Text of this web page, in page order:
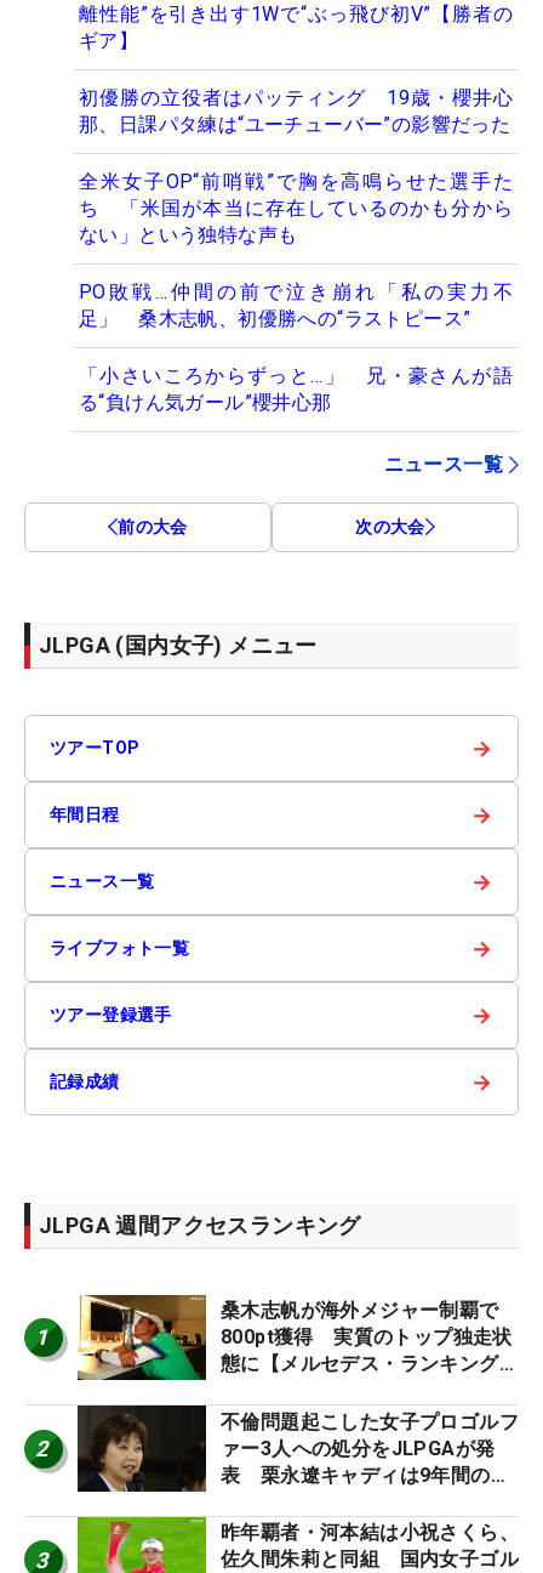
離性能”を引き出す1Wで“ぶっ飛び初V”【勝者の
ギア】
初優勝の立役者はパッティング 19歳・櫻井心
那、日課パタ練は“ユーチューバー”の影響だった
全米女子OP“前哨戦”で胸を高鳴らせた選手た
ち 「米国が本当に存在しているのかも分から
ない」という独特な声も
PO敗戦…仲間の前で泣き崩れ「私の実力不
足」 桑木志帆、初優勝への“ラストピース”
「小さいころからずっと…」 兄・豪さんが語
る“負けん気ガール”櫻井心那
ニュース一覧
前の大会 次の大会
JLPGA (国内女子) メニュー
ツアーTOP →
年間日程 →
ニュース一覧 →
ライブフォト一覧 →
ツアー登録選手 →
記録成績 →
JLPGA 週間アクセスランキング
1
桑木志帆が海外メジャー制覇で
800pt獲得 実質のトップ独走状
態に【メルセデス・ランキング番
2
不倫問題起こした女子プロゴルフ
ァー3人への処分をJLPGAが発
表 栗永遼キャディは9年間の立
3
昨年覇者・河本結は小祝さくら、
佐久間朱莉と同組 国内女子ゴル